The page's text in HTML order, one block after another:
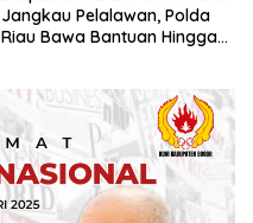
Jangkau Pelalawan, Polda
Riau Bawa Bantuan Hingga